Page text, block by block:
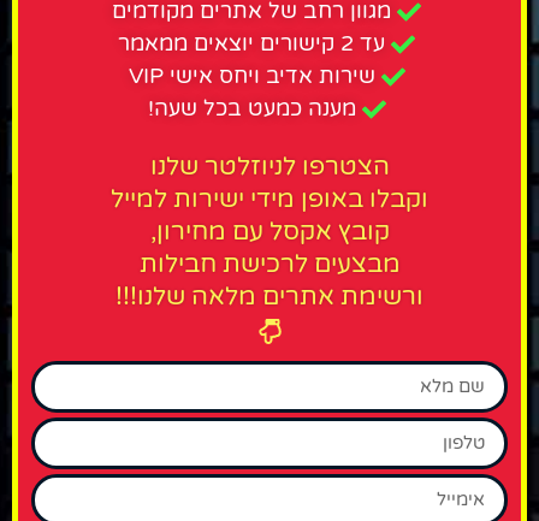
מגוון רחב של אתרים מקודמים
עד 2 קישורים יוצאים ממאמר
שירות אדיב ויחס אישי VIP
מענה כמעט בכל שעה!
הצטרפו לניוזלטר שלנו
וקבלו באופן מידי ישירות למייל
קובץ אקסל עם מחירון,
מבצעים לרכישת חבילות
ורשימת אתרים מלאה שלנו!!!